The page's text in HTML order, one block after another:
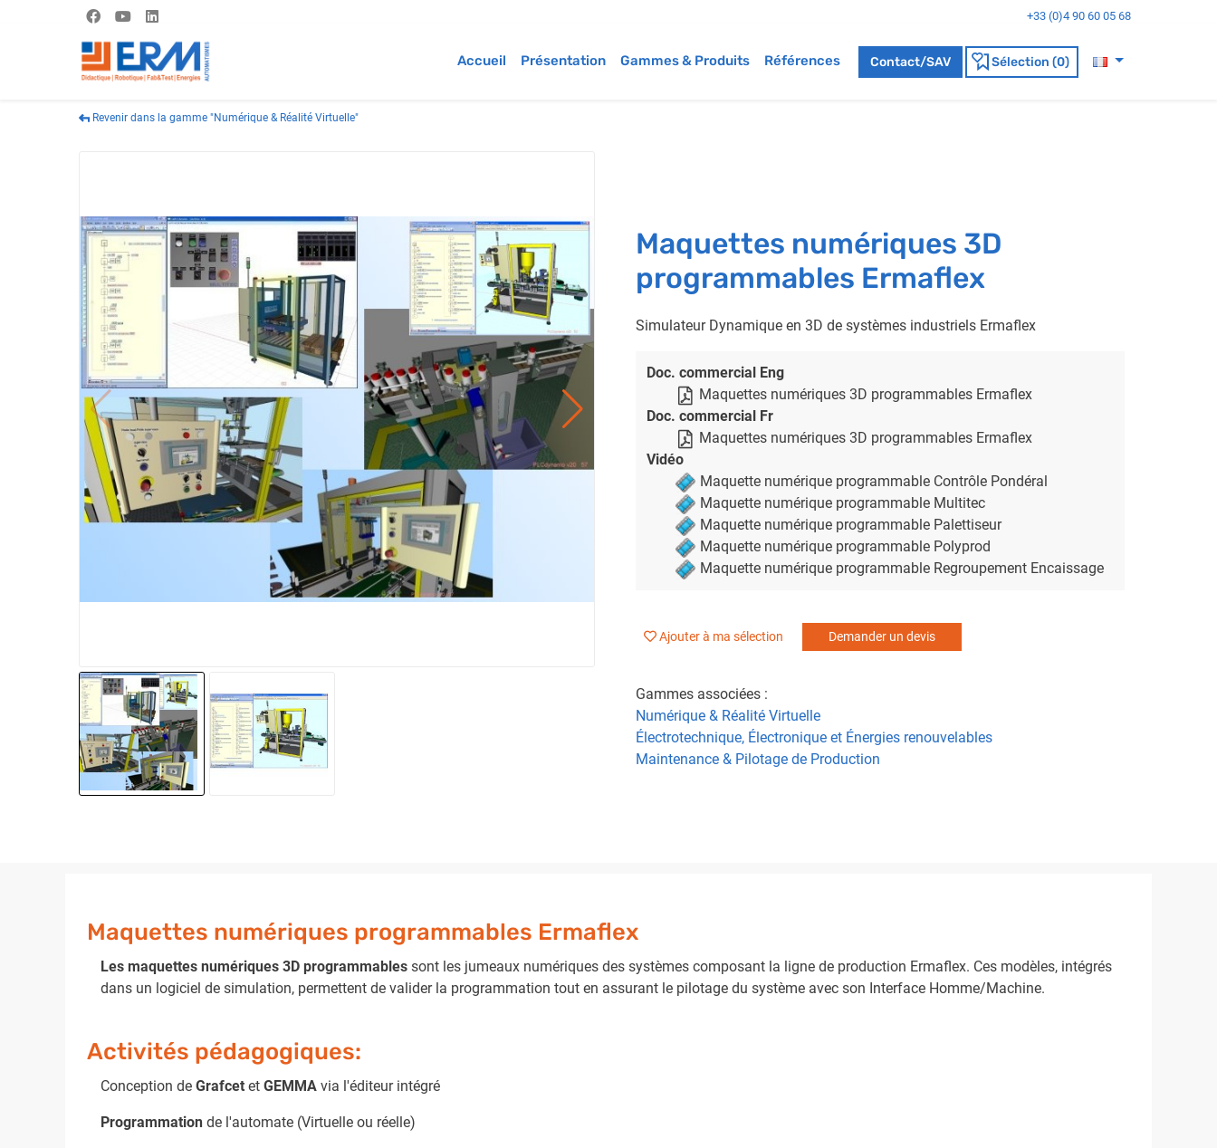
+33 (0)4 90 60 05 68
Accueil Présentation Gammes & Produits Références Contact/SAV Sélection (0)
Revenir dans la gamme "Numérique & Réalité Virtuelle"
Maquettes numériques 3D
programmables Ermaflex
Simulateur Dynamique en 3D de systèmes industriels Ermaflex
Doc. commercial Eng
Maquettes numériques 3D programmables Ermaflex
Doc. commercial Fr
Maquettes numériques 3D programmables Ermaflex
Vidéo
Maquette numérique programmable Contrôle Pondéral
Maquette numérique programmable Multitec
Maquette numérique programmable Palettiseur
Maquette numérique programmable Polyprod
Maquette numérique programmable Regroupement Encaissage
Ajouter à ma sélection Demander un devis
Gammes associées :
Numérique & Réalité Virtuelle
Électrotechnique, Électronique et Énergies renouvelables
Maintenance & Pilotage de Production
Maquettes numériques programmables Ermaflex
Les maquettes numériques 3D programmables sont les jumeaux numériques des systèmes composant la ligne de production Ermaflex. Ces modèles, intégrés
dans un logiciel de simulation, permettent de valider la programmation tout en assurant le pilotage du système avec son Interface Homme/Machine.
Activités pédagogiques:
Conception de Grafcet et GEMMA via l'éditeur intégré
Programmation de l'automate (Virtuelle ou réelle)